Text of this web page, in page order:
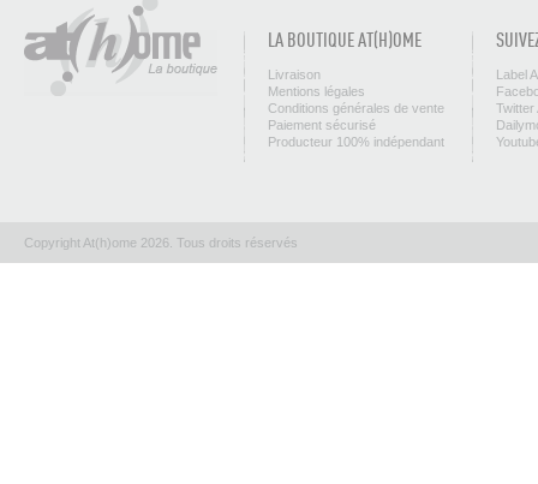
LA BOUTIQUE AT(H)OME
Livraison
Mentions légales
Conditions générales de vente
Paiement sécurisé
Producteur 100% indépendant
Label
Twitter
Copyright At(h)ome 2026. Tous droits réservés